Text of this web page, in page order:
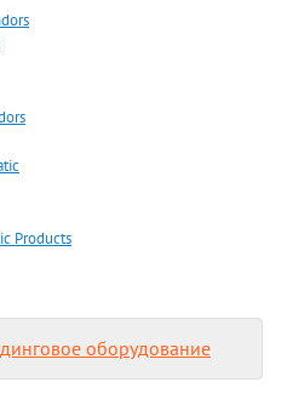
Products
оборудование